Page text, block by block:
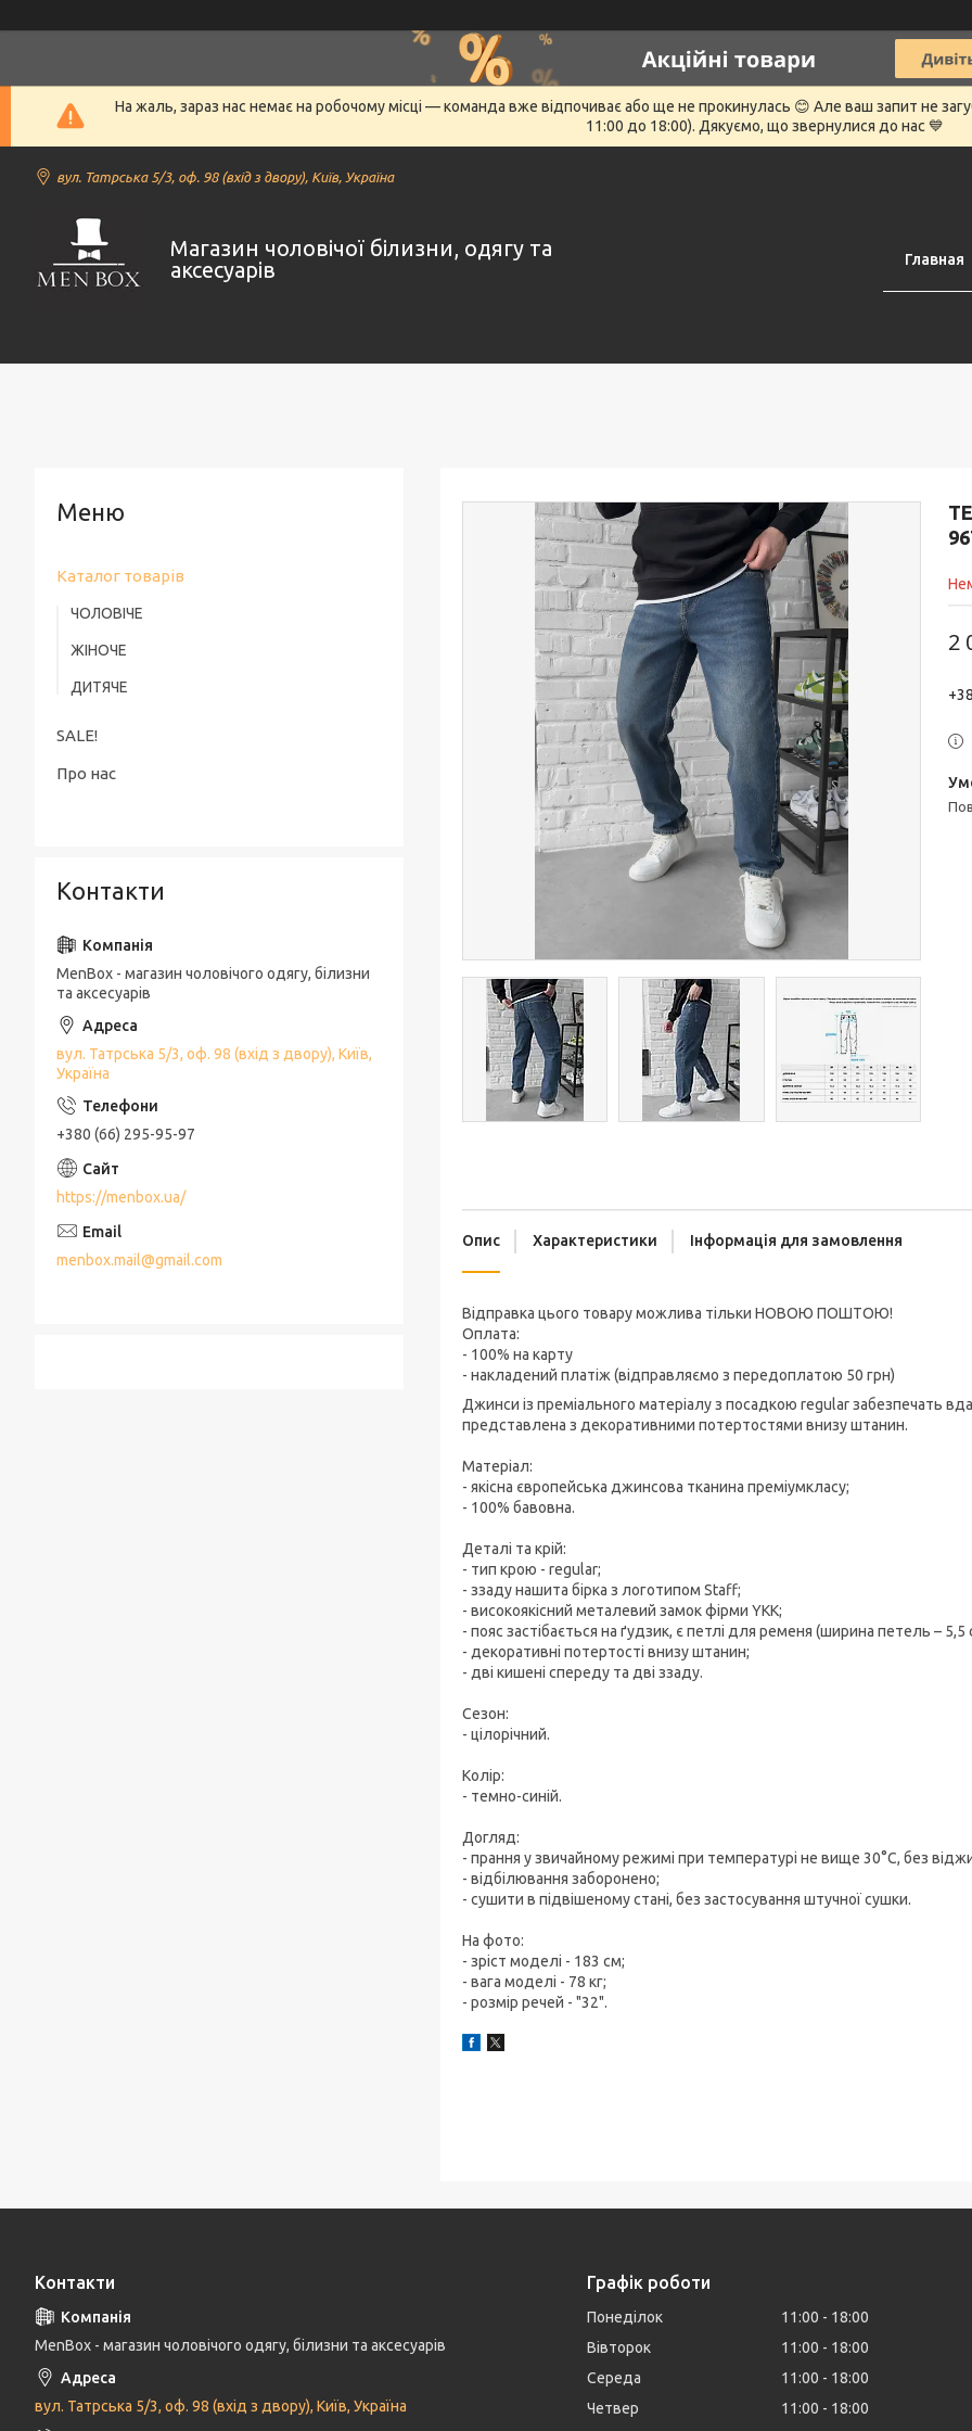
На жаль, зараз нас немає на робочому місці — команда вже відпочиває або ще не прокинулась 😊 Але ваш запит не
11:00 до 18:00). Дякуємо, що звернулися до нас 💙
вул. Татрська 5/3, оф. 98 (вхід з двору), Київ, Україна
Магазин чоловічої білизни, одягу та
аксесуарів
Главная
2
Опис Характеристики Інформація для замовлення
Відправка цього товару можлива тільки НОВОЮ ПОШТОЮ!
Оплата:
- 100% на карту
- накладений платіж (відправляємо з передоплатою 50 грн)
Джинси із преміального матеріалу з посадкою regular забезпечать
представлена з декоративними потертостями внизу штанин.
Матеріал:
- якісна європейська джинсова тканина преміумкласу;
- 100% бавовна.
Деталі та крій:
- тип крою - regular;
- ззаду нашита бірка з логотипом Staff;
- високоякісний металевий замок фірми YKK;
- пояс застібається на ґудзик, є петлі для ременя (ширина петель – 5,5
- декоративні потертості внизу штанин;
- дві кишені спереду та дві ззаду.
Сезон:
- цілорічний.
Колір:
- темно-синій.
Догляд:
- прання у звичайному режимі при температурі не вище 30°C, без
- відбілювання заборонено;
- сушити в підвішеному стані, без застосування штучної сушки.
На фото:
- зріст моделі - 183 см;
- вага моделі - 78 кг;
- розмір речей - "32".
Каталог товарів
ЧОЛОВІЧЕ
ЖІНОЧЕ
ДИТЯЧЕ
SALE!
Про нас
Контакти
MenBox - магазин чоловічого одягу, білизни
та аксесуарів
вул. Татрська 5/3, оф. 98 (вхід з двору), Київ,
Україна
+380 (66) 295-95-97
https://menbox.ua/
menbox.mail@gmail.com
Контакти
MenBox - магазин чоловічого одягу, білизни та аксесуарів
вул. Татрська 5/3, оф. 98 (вхід з двору), Київ, Україна
Графік роботи
Понеділок 11:00
18:00
Вівторок
11:00
18:00
Середа
11:00
18:00
Четвер
11:00
18:00